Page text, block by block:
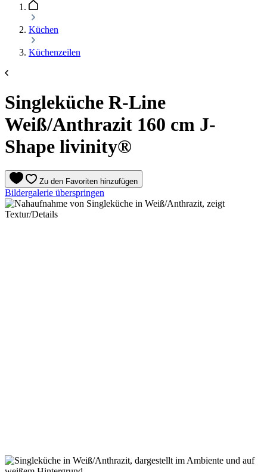
Küchen
Küchenzeilen
Singleküche R-Line
Weiß/Anthrazit 160 cm J-
Shape livinity®
Zu den Favoriten hinzufügen
Bildergalerie überspringen